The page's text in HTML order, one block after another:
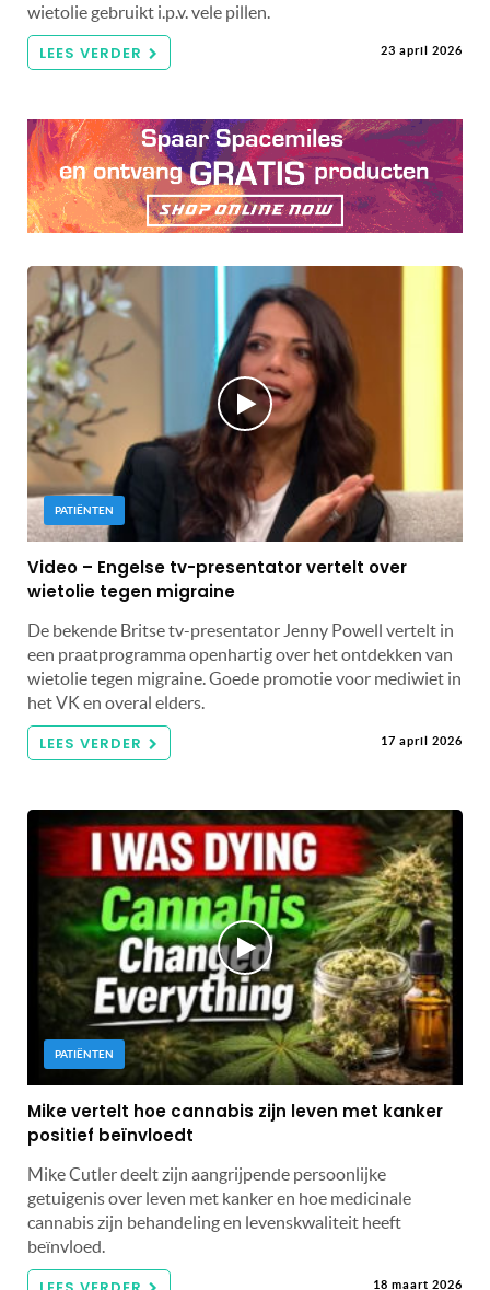
wietolie gebruikt i.p.v. vele pillen.
LEES VERDER 23 april 2026
PATIËNTEN
Video – Engelse tv-presentator vertelt over
wietolie tegen migraine
De bekende Britse tv-presentator Jenny Powell vertelt in
een praatprogramma openhartig over het ontdekken van
wietolie tegen migraine. Goede promotie voor mediwiet in
het VK en overal elders.
LEES VERDER 17 april 2026
PATIËNTEN
Mike vertelt hoe cannabis zijn leven met kanker
positief beïnvloedt
Mike Cutler deelt zijn aangrijpende persoonlijke
getuigenis over leven met kanker en hoe medicinale
cannabis zijn behandeling en levenskwaliteit heeft
beïnvloed.
18 maart 2026